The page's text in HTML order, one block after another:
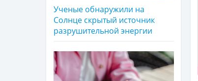
Ученые обнаружили на
Солнце скрытый источник
разрушительной энергии